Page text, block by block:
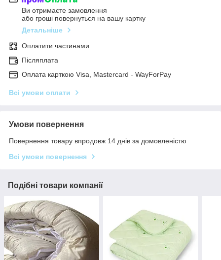
Ви отримаєте замовлення
або гроші повернуться на вашу картку
Детальніше
Оплатити частинами
Післяплата
Оплата карткою Visa, Mastercard - WayForPay
Всі умови оплати
Умови повернення
Повернення товару впродовж 14 днів за домовленістю
Всі умови повернення
Подібні товари компанії